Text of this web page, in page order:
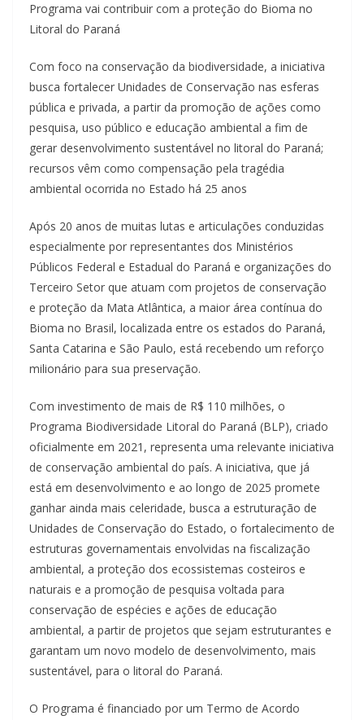
Programa vai contribuir com a proteção do Bioma no
Litoral do Paraná
Com foco na conservação da biodiversidade, a iniciativa
busca fortalecer Unidades de Conservação nas esferas
pública e privada, a partir da promoção de ações como
pesquisa, uso público e educação ambiental a fim de
gerar desenvolvimento sustentável no litoral do Paraná;
recursos vêm como compensação pela tragédia
ambiental ocorrida no Estado há 25 anos
Após 20 anos de muitas lutas e articulações conduzidas
especialmente por representantes dos Ministérios
Públicos Federal e Estadual do Paraná e organizações do
Terceiro Setor que atuam com projetos de conservação
e proteção da Mata Atlântica, a maior área contínua do
Bioma no Brasil, localizada entre os estados do Paraná,
Santa Catarina e São Paulo, está recebendo um reforço
milionário para sua preservação.
Com investimento de mais de R$ 110 milhões, o
Programa Biodiversidade Litoral do Paraná (BLP), criado
oficialmente em 2021, representa uma relevante iniciativa
de conservação ambiental do país. A iniciativa, que já
está em desenvolvimento e ao longo de 2025 promete
ganhar ainda mais celeridade, busca a estruturação de
Unidades de Conservação do Estado, o fortalecimento de
estruturas governamentais envolvidas na fiscalização
ambiental, a proteção dos ecossistemas costeiros e
naturais e a promoção de pesquisa voltada para
conservação de espécies e ações de educação
ambiental, a partir de projetos que sejam estruturantes e
garantam um novo modelo de desenvolvimento, mais
sustentável, para o litoral do Paraná.
O Programa é financiado por um Termo de Acordo